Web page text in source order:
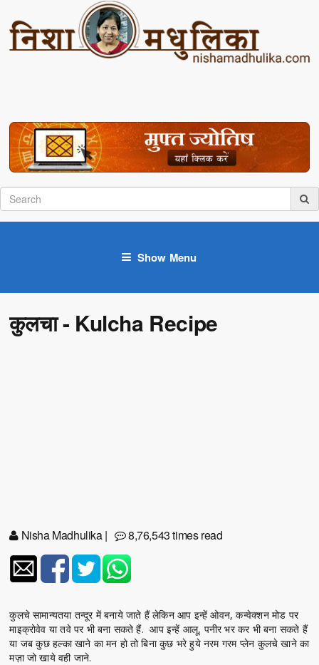
Show Menu
कुलचा - Kulcha Recipe
Nisha Madhulika| 8,76,543 times read
कुलचे सामान्यतया तन्दूर में बनाये जाते हैं लेकिन आप इन्हें ओवन, कन्वेक्शन मोड पर
माइक्रोवेव या तवे पर भी बना सकते हैं. आप इन्हें आलू, पनीर भर कर भी बना सकते हैं
या जब कुछ हल्का खाने का मन हो तो बिना कुछ भरे हुये नरम गरम प्लेन कुलचे खाने का
मज़ा जो खाये वही जाने.